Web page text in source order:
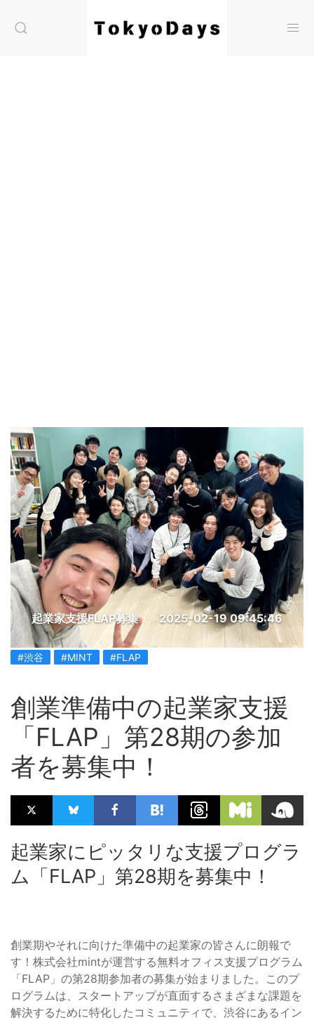
起業家支援FLAP募集 2025-02-19 09:45:46
#渋谷 #MINT #FLAP
創業準備中の起業家支援
「FLAP」第28期の参加
者を募集中！
起業家にピッタリな支援プログラ
ム「FLAP」第28期を募集中！
創業期やそれに向けた準備中の起業家の皆さんに朗報で
す！株式会社mintが運営する無料オフィス支援プログラム
「FLAP」の第28期参加者の募集が始まりました。このプ
ログラムは、スタートアップが直面するさまざまな課題を
解決するために特化したコミュニティで、渋谷にあるイン